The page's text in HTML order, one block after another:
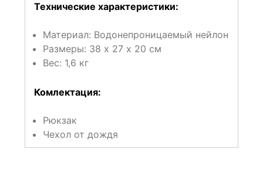
Технические характеристики:
Материал: Водонепроницаемый нейлон
Размеры: 38 х 27 х 20 см
Вес: 1,6 кг
Комлектация:
Рюкзак
Чехол от дождя